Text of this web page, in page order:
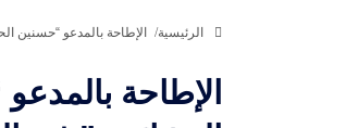
الرئيسية الإطاحة بالمدعو “حسنين
الإطاحة